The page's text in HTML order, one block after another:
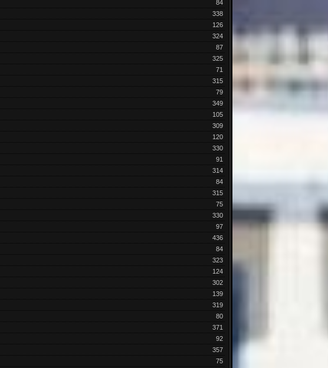
84
338
126
324
87
325
71
315
79
349
105
309
120
330
91
314
84
315
75
330
97
436
84
323
124
302
139
319
80
371
92
357
75